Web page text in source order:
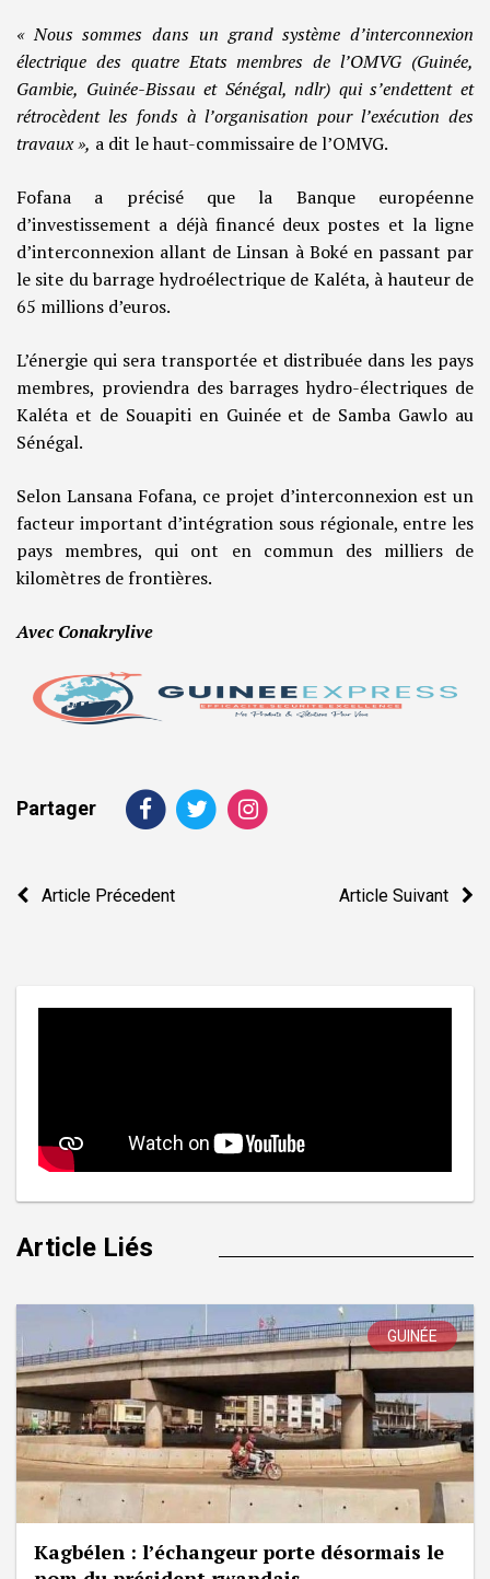
« Nous sommes dans un grand système d’interconnexion
électrique des quatre Etats membres de l’OMVG (Guinée,
Gambie, Guinée-Bissau et Sénégal, ndlr) qui s’endettent et
rétrocèdent les fonds à l’organisation pour l’exécution des
travaux », a dit le haut-commissaire de l’OMVG.
Fofana a précisé que la Banque européenne
d’investissement a déjà financé deux postes et la ligne
d’interconnexion allant de Linsan à Boké en passant par
le site du barrage hydroélectrique de Kaléta, à hauteur de
65 millions d’euros.
L’énergie qui sera transportée et distribuée dans les pays
membres, proviendra des barrages hydro-électriques de
Kaléta et de Souapiti en Guinée et de Samba Gawlo au
Sénégal.
Selon Lansana Fofana, ce projet d’interconnexion est un
facteur important d’intégration sous régionale, entre les
pays membres, qui ont en commun des milliers de
kilomètres de frontières.
Avec Conakrylive
Partager
Navigation
Article Précedent Article Suivant
Article Liés
GUINÉE
Kagbélen : l’échangeur porte désormais le